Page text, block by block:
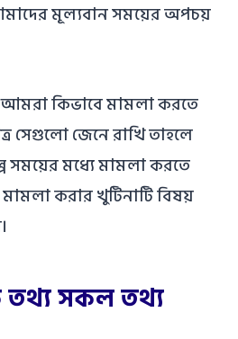
মূল্যবান সময়ের অপচয়
কিভাবে মামলা করতে
সেগুলো জেনে রাখি তাহলে
মধ্যে মামলা করতে
করার খুটিনাটি বিষয়
তথ্য সকল তথ্য